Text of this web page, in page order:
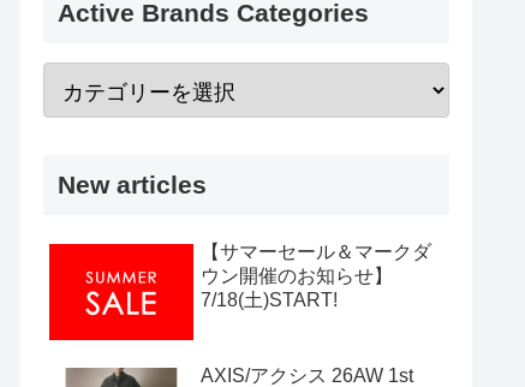
Active Brands Categories
New articles
【サマーセール＆マークダ
ウン開催のお知らせ】
7/18(土)START!
AXIS/アクシス 26AW 1st